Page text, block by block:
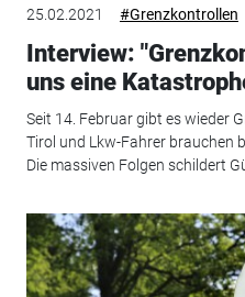
25.02.2021 #Grenzkontrollen
Interview:
uns eine
Seit 14. Februar gibt es wieder
Tirol und Lkw-Fahrer brauchen
Die massiven Folgen schildert